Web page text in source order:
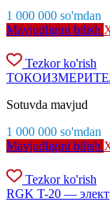
1 000 000 so'mdan
Mavjudligini bilish
Tezkor ko'rish
Sotuvda mavjud
1 000 000 so'mdan
Mavjudligini bilish
Tezkor ko'rish
RGK T-20 —